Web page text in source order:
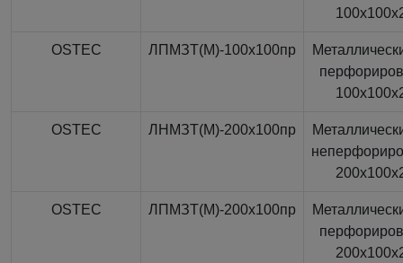
OSTEC ЛПМЗТ(М)-100x100пр
OSTEC ЛНМЗТ(М)-200x100пр
OSTEC ЛПМЗТ(М)-200x100пр